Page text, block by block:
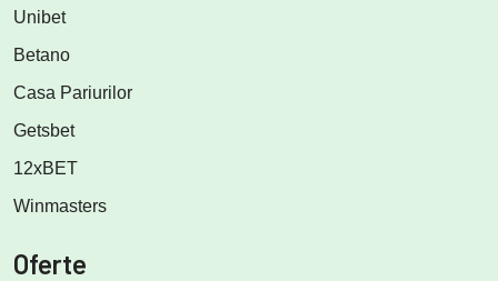
Unibet
Betano
Casa Pariurilor
Getsbet
12xBET
Winmasters
Oferte